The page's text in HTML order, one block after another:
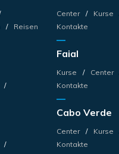
Reisen
Center Kurse
Kontakte
Faial
Kurse Center
Kontakte
Cabo Verde
Center Kurse
Kontakte